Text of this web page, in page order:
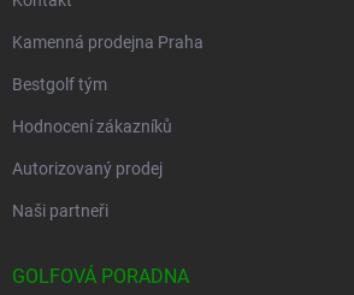
Kamenná prodejna Praha
Bestgolf tým
Hodnocení zákazníků
Autorizovaný prodej
Naši partneři
GOLFOVÁ PORADNA